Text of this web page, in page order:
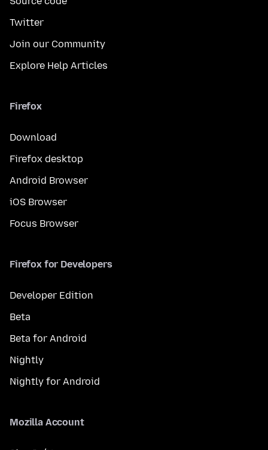
Twitter
Join our Community
Explore Help Articles
Firefox
Download
Firefox desktop
Android Browser
iOS Browser
Focus Browser
Firefox for Developers
Developer Edition
Beta
Beta for Android
Nightly
Nightly for Android
Mozilla Account